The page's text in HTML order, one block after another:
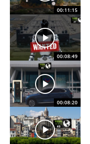
00:11:15
00:08:49
00:08:20